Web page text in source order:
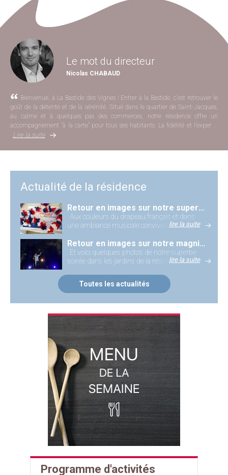
Le mot du directeur
Nicolas CHABAUD
Bienvenue, à La Bastide des Vignes ! Entrer à la Bastide, c’est retrouver le
goût de la détente et de la sérénité. Situé dans le quartier de Saint-Jacques,
au calme et à quelques pas des commerces, notre résidence offre un
accompagnement "à la carte" pour tous ses habitants. La fidélité et l’exper ...
Lire la suite
Actualité de la résidence
Retour en images sur notre superbe repas du 14 juillet.
Aux couleurs du drapeau français et dans
une ambiance musicale conviviale, nos rési [...]
lire la suite
Retour en images sur notre magnifique soirée de la Fête de la Musique ?
Et voici quelques photos de notre superbe
soirée dans les jardins de la résidence ! [...]
lire la suite
Toutes les actualités
Programme d'activités